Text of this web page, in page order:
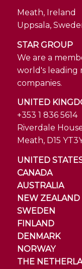
Meath, Ireland
Uppsala,
STAR GROUP
We are a
world's
companies.
UNITED
+353 1 836 5614
Riverdale
Meath, D15
UNITED
CANADA
AUSTRALIA
NEW ZEALAND
SWEDEN
FINLAND
DENMARK
NORWAY
THE